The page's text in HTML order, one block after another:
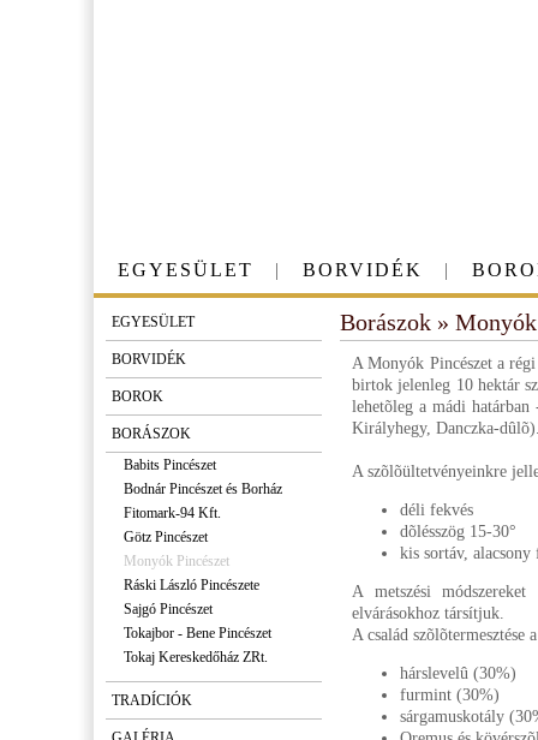
EGYESÜLET | BORVIDÉK |
EGYESÜLET
BORVIDÉK
BOROK
BORÁSZOK
Babits Pincészet
Bodnár Pincészet és Borház
Fitomark-94 Kft.
Götz Pincészet
Monyók Pincészet
Ráski László Pincészete
Sajgó Pincészet
Tokajbor - Bene Pincészet
Tokaj Kereskedőház ZRt.
TRADÍCIÓK
Borászok »
A Monyók Pincészet a
birtok jelenleg 10 hektár
lehetõleg a mádi
Királyhegy, Danczka-
A szõlõültetvényeinkre
déli fekvés
dõlésszög 15-30°
kis sortáv,
A metszési
elvárásokhoz társítjuk.
A család szõlõtermesztése
hárslevelû (30%)
furmint (30%)
sárgamuskotály